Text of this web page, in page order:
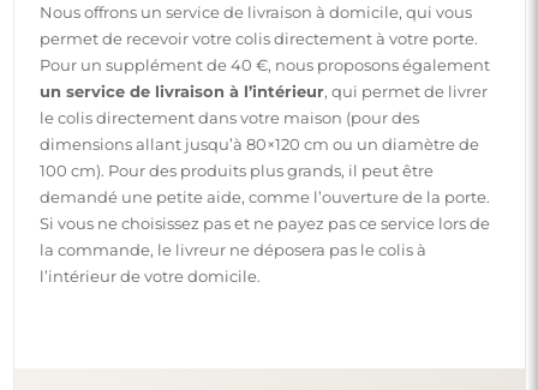
Nous offrons un service de livraison à domicile, qui vous
permet de recevoir votre colis directement à votre porte.
Pour un supplément de 40 €, nous proposons également
un service de livraison à l’intérieur, qui permet de livrer
le colis directement dans votre maison (pour des
dimensions allant jusqu’à 80×120 cm ou un diamètre de
100 cm). Pour des produits plus grands, il peut être
demandé une petite aide, comme l’ouverture de la porte.
Si vous ne choisissez pas et ne payez pas ce service lors de
la commande, le livreur ne déposera pas le colis à
l’intérieur de votre domicile.